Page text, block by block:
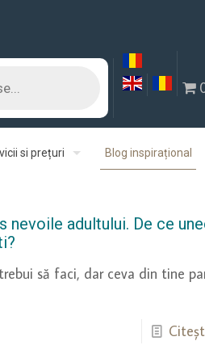
si prețuri Blog inspirațional
adultului. De ce
să faci, dar ceva din tine